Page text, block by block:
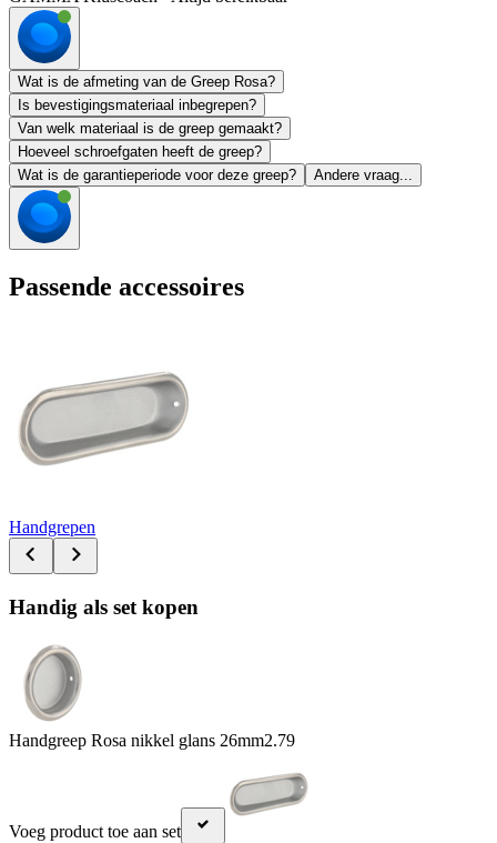
Wat is de afmeting van de Greep Rosa?
Is bevestigingsmateriaal inbegrepen?
Van welk materiaal is de greep gemaakt?
Hoeveel schroefgaten heeft de greep?
Wat is de garantieperiode voor deze greep?
Andere vraag...
Passende accessoires
Handgrepen
Handig als set kopen
Handgreep Rosa nikkel glans 26mm2.79
Voeg product toe aan set